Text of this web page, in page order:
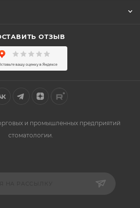
ОТЗЫВ
и промышленных предприятий
стоматологии.